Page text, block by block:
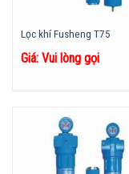
Lọc khí Fusheng T75
Giá: Vui lòng gọi